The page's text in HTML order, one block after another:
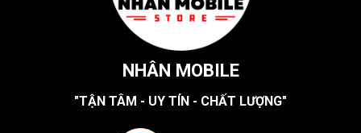
NHÂN MOBILE
"TẬN TÂM - UY TÍN - CHẤT LƯỢNG"